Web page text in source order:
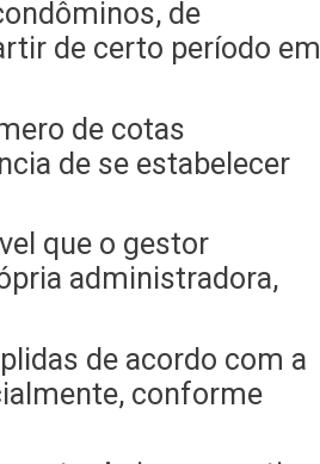
de
de certo período em
de cotas
de se estabelecer
que o gestor
administradora,
de acordo com a
conforme